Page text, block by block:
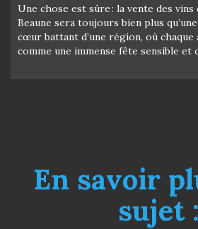
Une chose est sûre : la vente des vins
Beaune sera toujours bien plus
cœur battant d’une région, où chaque
comme une immense fête sensible et
En savoir
sujet :